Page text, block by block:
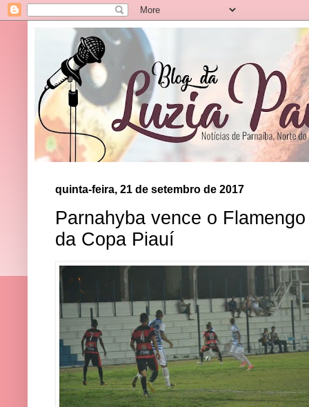
quinta-feira, 21 de setembro de 2017
Parnahyba vence o
da Copa Piauí